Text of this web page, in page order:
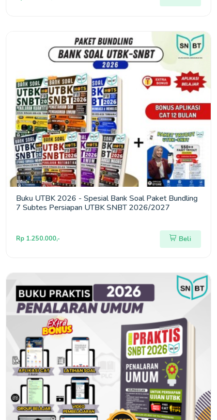
Buku UTBK 2026 - Spesial Bank Soal Paket Bundling
7 Subtes Persiapan UTBK SNBT 2026/2027
Rp 1.250.000,- Beli